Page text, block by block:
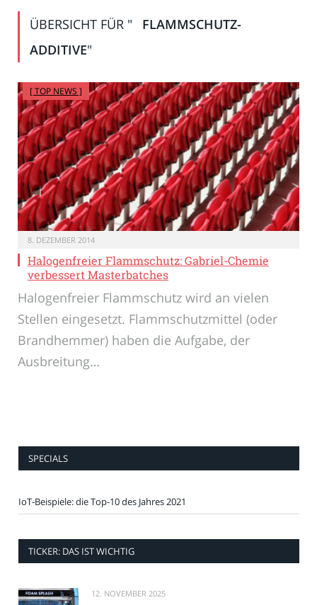
ÜBERSICHT FÜR "
FLAMMSCHUTZ-
ADDITIVE"
[ TOP NEWS ]
8. DEZEMBER 2014
Halogenfreier Flammschutz: Gabriel-Chemie
verbessert Masterbatches
Halogenfreier Flammschutz wird an vielen
Stellen eingesetzt. Flammschutzmittel (oder
Brandhemmer) haben die Aufgabe, der
Ausbreitung…
SPECIALS
IoT-Beispiele: die Top-10 des Jahres 2021
TICKER: DAS IST WICHTIG
12. NOVEMBER 2025